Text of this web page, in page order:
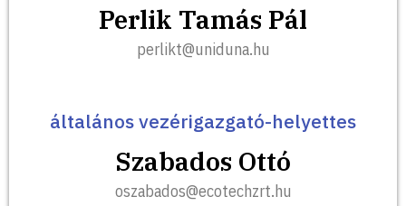
Perlik Tamás Pál
perlikt@uniduna.hu
általános vezérigazgató-helyettes
Szabados Ottó
oszabados@ecotechzrt.hu